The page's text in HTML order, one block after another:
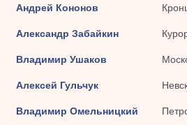
Андрей Кононов
Александр Забайкин
Владимир Ушаков
Алексей Гульчук
Владимир Омельницкий